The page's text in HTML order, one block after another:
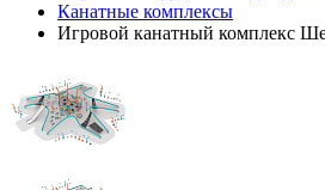
Канатные комплексы
Игровой канатный комплекс